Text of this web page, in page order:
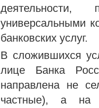
универсальными
банковских услуг.
В сложившихся
лице Банка
направлена не
частные), а на